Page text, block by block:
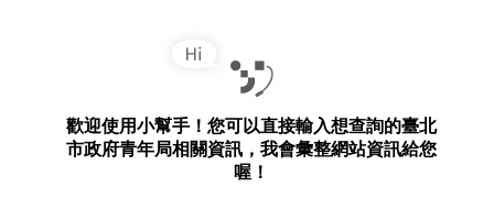
歡迎使用小幫手！您可以直接輸入想查詢的臺北
市政府青年局相關資訊，我會彙整網站資訊給您
喔！